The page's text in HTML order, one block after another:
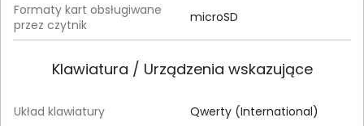
Formaty kart obsługiwane
przez czytnik
microSD
Klawiatura / Urządzenia wskazujące
Układ klawiatury Qwerty (International)